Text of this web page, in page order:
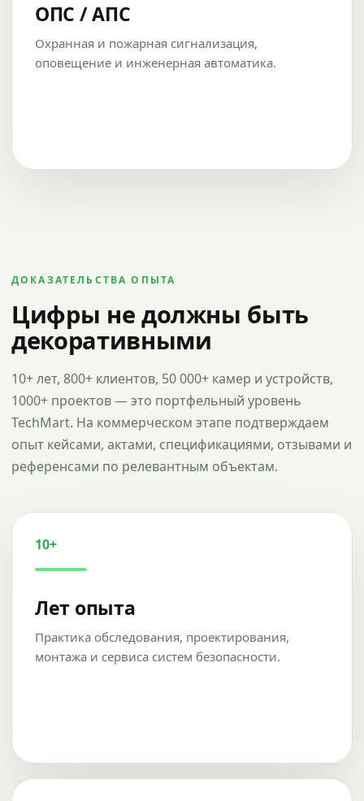
ОПС / АПС
Охранная и пожарная сигнализация,
оповещение и инженерная автоматика.
ДОКАЗАТЕЛЬСТВА ОПЫТА
Цифры не должны быть
декоративными
10+ лет, 800+ клиентов, 50 000+ камер и устройств,
1000+ проектов — это портфельный уровень
TechMart. На коммерческом этапе подтверждаем
опыт кейсами, актами, спецификациями, отзывами и
референсами по релевантным объектам.
10+
Лет опыта
Практика обследования, проектирования,
монтажа и сервиса систем безопасности.